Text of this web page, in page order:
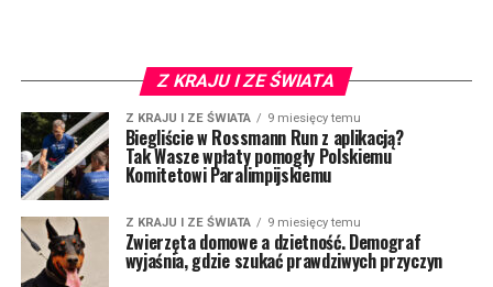
Z KRAJU I ZE ŚWIATA
Z KRAJU I ZE ŚWIATA 9 miesięcy temu
Biegliście w Rossmann Run z aplikacją?
Tak Wasze wpłaty pomogły Polskiemu
Komitetowi Paralimpijskiemu
Z KRAJU I ZE ŚWIATA 9 miesięcy temu
Zwierzęta domowe a dzietność. Demograf
wyjaśnia, gdzie szukać prawdziwych przyczyn